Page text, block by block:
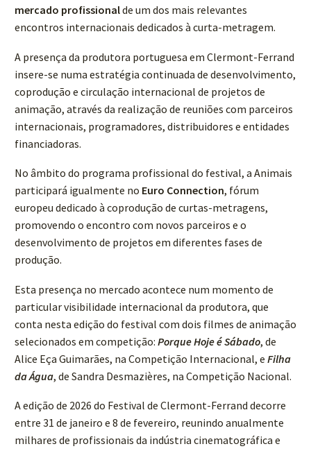
mercado profissionalde um dos mais relevantes
encontros internacionais dedicados à curta-metragem.
A presença da produtora portuguesa em Clermont-Ferrand
insere-se numa estratégia continuada de desenvolvimento,
coprodução e circulação internacional de projetos de
animação, através da realização de reuniões com parceiros
internacionais, programadores, distribuidores e entidades
financiadoras.
No âmbito do programa profissional do festival, a Animais
participará igualmente no Euro Connection, fórum
europeu dedicado à coprodução de curtas-metragens,
promovendo o encontro com novos parceiros e o
desenvolvimento de projetos em diferentes fases de
produção.
Esta presença no mercado acontece num momento de
particular visibilidade internacional da produtora, que
conta nesta edição do festival com dois filmes de animação
selecionados em competição: Porque Hoje é Sábado, de
Alice Eça Guimarães, na Competição Internacional, e Filha
da Água, de Sandra Desmazières, na Competição Nacional.
A edição de 2026 do Festival de Clermont-Ferrand decorre
entre 31 de janeiro e 8 de fevereiro, reunindo anualmente
milhares de profissionais da indústria cinematográfica e